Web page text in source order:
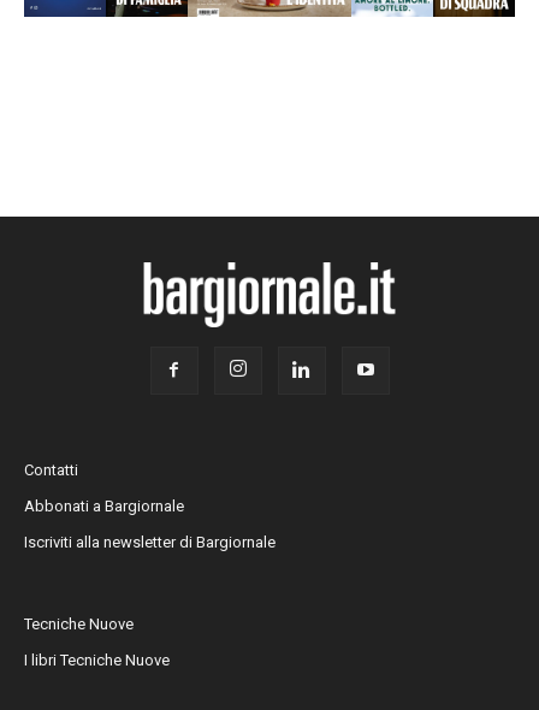
Contatti
Abbonati a Bargiornale
Iscriviti alla newsletter di Bargiornale
Tecniche Nuove
I libri Tecniche Nuove